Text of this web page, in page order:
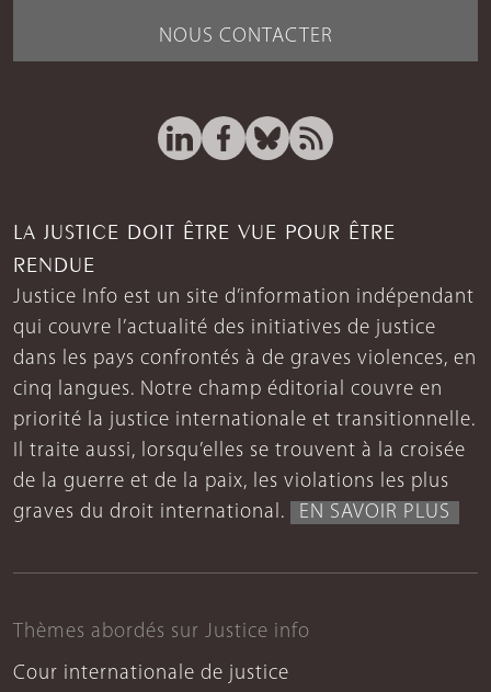
NOUS CONTACTER
LA JUSTICE DOIT ÊTRE VUE POUR ÊTRE
RENDUE
Justice Info est un site d’information indépendant
qui couvre l’actualité des initiatives de justice
dans les pays confrontés à de graves violences, en
cinq langues. Notre champ éditorial couvre en
priorité la justice internationale et transitionnelle.
Il traite aussi, lorsqu’elles se trouvent à la croisée
de la guerre et de la paix, les violations les plus
graves du droit international.
EN SAVOIR PLUS
Thèmes abordés sur Justice info
Cour internationale de justice